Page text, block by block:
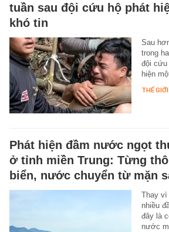
tuần sau đội cứu hộ phát
khó tin
Sau
trong
đội cứu
hiện
THẾ
Phát hiện đầm nước ngọt
ở tỉnh miền Trung: Từng
biển, nước chuyển từ mặn
Thay vì
nhiều
đây là
nước